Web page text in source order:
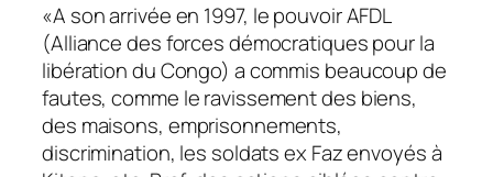
«A son arrivée en 1997, le pouvoir AFDL
(Alliance des forces démocratiques pour la
libération du Congo) a commis beaucoup de
fautes, comme le ravissement des biens,
des maisons, emprisonnements,
discrimination, les soldats ex Faz envoyés à